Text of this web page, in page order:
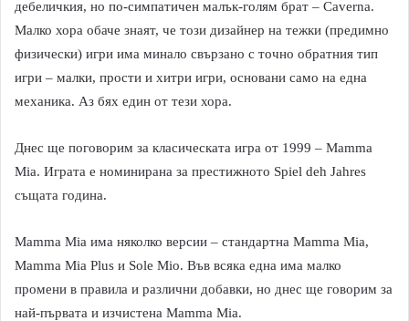
i
l
дебеличкия, но по-симпатичен малък-голям брат – Caverna.
Малко хора обаче знаят, че този дизайнер на тежки (предимно
физически) игри има минало свързано с точно обратния тип
игри – малки, прости и хитри игри, основани само на една
механика. Аз бях един от тези хора.
Днес ще поговорим за класическата игра от 1999 – Mamma
Mia. Играта е номинирана за престижното Spiel deh Jahres
същата година.
Mamma Mia има няколко версии – стандартна Mamma Mia,
Mamma Mia Plus и Sole Mio. Във всяка една има малко
промени в правила и различни добавки, но днес ще говорим за
най-първата и изчистена Mamma Mia.